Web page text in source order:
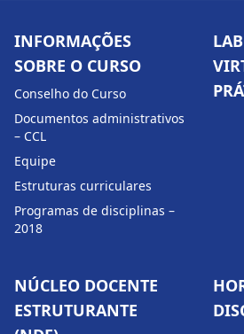
INFORMAÇÕES
SOBRE O CURSO
Conselho do Curso
Documentos administrativos
– CCL
Equipe
Estruturas curriculares
Programas de disciplinas –
2018
NÚCLEO DOCENTE
ESTRUTURANTE